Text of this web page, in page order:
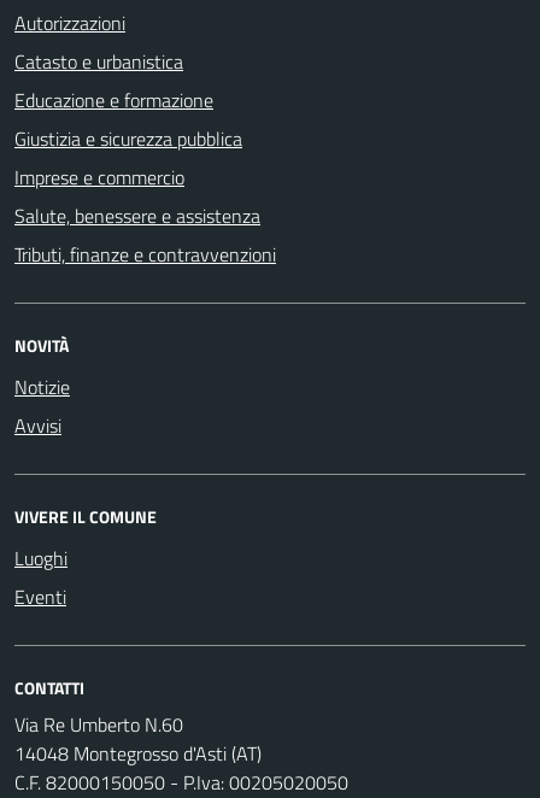
Autorizzazioni
Catasto e urbanistica
Educazione e formazione
Giustizia e sicurezza pubblica
Imprese e commercio
Salute, benessere e assistenza
Tributi, finanze e contravvenzioni
NOVITÀ
Notizie
Avvisi
VIVERE IL COMUNE
Luoghi
Eventi
CONTATTI
Via Re Umberto N.60
14048 Montegrosso d'Asti (AT)
C.F. 82000150050 - P.Iva: 00205020050